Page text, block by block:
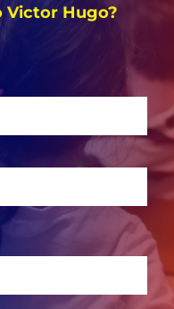
Victor Hugo?